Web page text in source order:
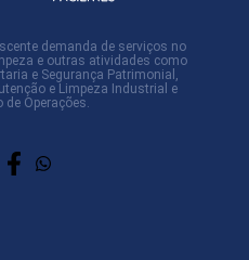
demanda de serviços no
e outras atividades como
e Segurança Patrimonial,
e Limpeza Industrial e
de Operações.